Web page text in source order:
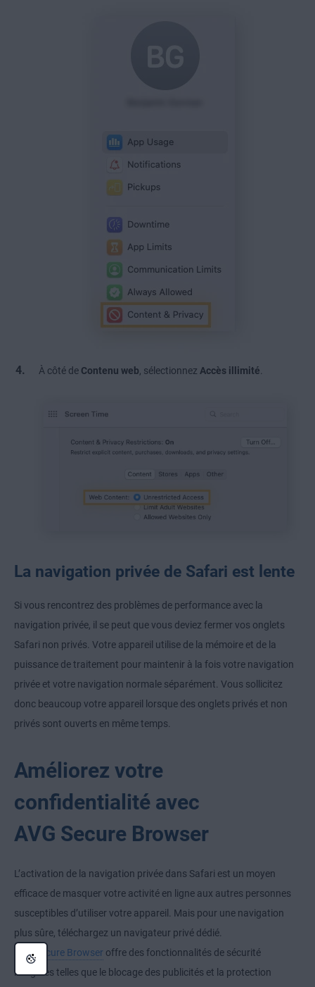
À côté de Contenu web, sélectionnez Accès illimité.
La navigation privée de Safari est lente
Si vous rencontrez des problèmes de performance avec la
navigation privée, il se peut que vous deviez fermer vos onglets
Safari non privés. Votre appareil utilise de la mémoire et de la
puissance de traitement pour maintenir à la fois votre navigation
privée et votre navigation normale séparément. Vous sollicitez
donc beaucoup votre appareil lorsque des onglets privés et non
privés sont ouverts en même temps.
Améliorez votre
confidentialité avec
AVG Secure Browser
L’activation de la navigation privée dans Safari est un moyen
efficace de masquer votre activité en ligne aux autres personnes
susceptibles d’utiliser votre appareil. Mais pour une navigation
plus sûre, téléchargez un navigateur privé dédié.
AVG Secure Browser offre des fonctionnalités de sécurité
intégrées telles que le blocage des publicités et la protection